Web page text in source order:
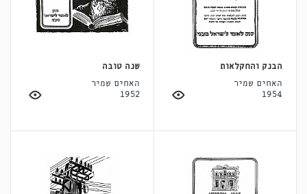
הבנק והחקלאות
האחים שמיר
1954
שנה טובה
האחים שמיר
1952